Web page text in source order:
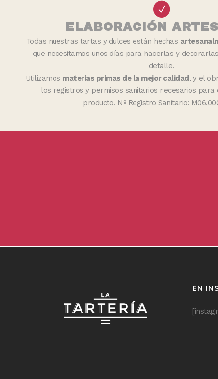
ELABORACIÓN
Todas nuestras tartas y dulces están hechas
que necesitamos unos días para hacerlas y
detalle.
Utilizamos materias primas de la mejor calidad, y el
los registros y permisos sanitarios necesarios
producto. Nº Registro Sanitario:
EN